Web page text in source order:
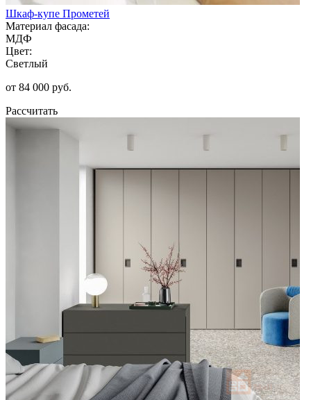
Шкаф-купе Прометей
Материал фасада:
МДФ
Цвет:
Светлый
от 84 000 руб.
Рассчитать